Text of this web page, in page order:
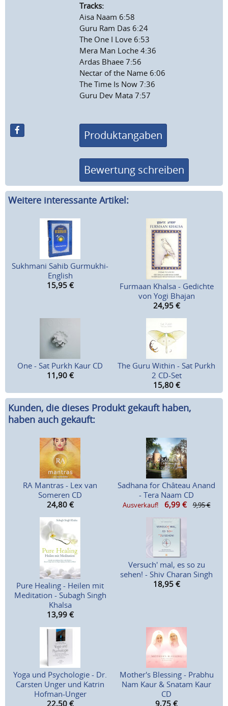
Tracks:
Aisa Naam 6:58
Guru Ram Das 6:24
The One I Love 6:53
Mera Man Loche 4:36
Ardas Bhaee 7:56
Nectar of the Name 6:06
The Time Is Now 7:36
Guru Dev Mata 7:57
Produktangaben
Bewertung schreiben
Weitere interessante Artikel:
Sukhmani Sahib Gurmukhi-
English
15,95 €
Furmaan Khalsa - Gedichte
von Yogi Bhajan
24,95 €
One - Sat Purkh Kaur CD
11,90 €
The Guru Within - Sat Purkh
2 CD-Set
15,80 €
Kunden, die dieses Produkt gekauft haben,
haben auch gekauft:
RA Mantras - Lex van
Someren CD
24,80 €
Sadhana for Château Anand
- Tera Naam CD
Ausverkauf! 6,99 € 9,95 €
Pure Healing - Heilen mit
Meditation - Subagh Singh
Khalsa
13,99 €
Versuch' mal, es so zu
sehen! - Shiv Charan Singh
18,95 €
Yoga und Psychologie - Dr.
Carsten Unger und Katrin
Hofman-Unger
22,50 €
Mother's Blessing - Prabhu
Nam Kaur & Snatam Kaur
CD
9,75 €